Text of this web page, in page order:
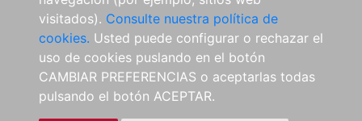
visitados). Consulte nuestra política de
cookies. Usted puede configurar o rechazar el
uso de cookies puslando en el botón
CAMBIAR PREFERENCIAS o aceptarlas todas
pulsando el botón ACEPTAR.